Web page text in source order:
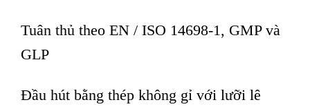
Tuân thủ theo EN / ISO 14698-1, GMP và
GLP
Đầu hút bằng thép không gỉ với lưỡi lê